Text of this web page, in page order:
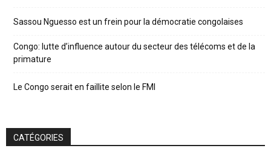
Sassou Nguesso est un frein pour la démocratie congolaises
Congo: lutte d’influence autour du secteur des télécoms et de la
primature
Le Congo serait en faillite selon le FMI
CATÉGORIES